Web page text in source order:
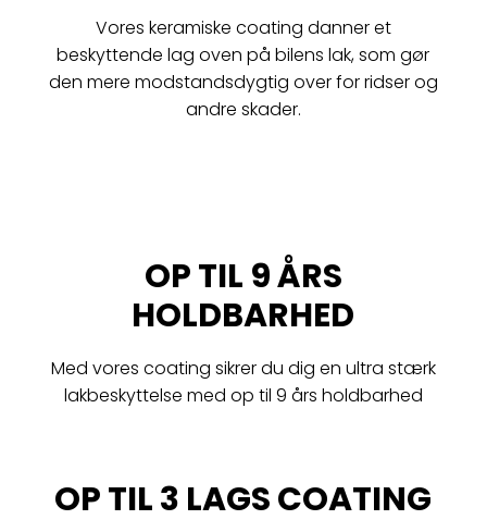
Vores keramiske coating danner et
beskyttende lag oven på bilens lak, som gør
den mere modstandsdygtig over for ridser og
andre skader.
OP TIL 9 ÅRS
HOLDBARHED
Med vores coating sikrer du dig en ultra stærk
lakbeskyttelse med op til 9 års holdbarhed
OP TIL 3 LAGS COATING